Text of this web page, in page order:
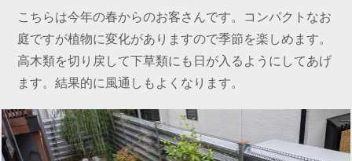
こちらは今年の春からのお客さんです。コンパクトなお
庭ですが植物に変化がありますので季節を楽しめます。
高木類を切り戻して下草類にも日が入るようにしてあげ
ます。結果的に風通しもよくなります。